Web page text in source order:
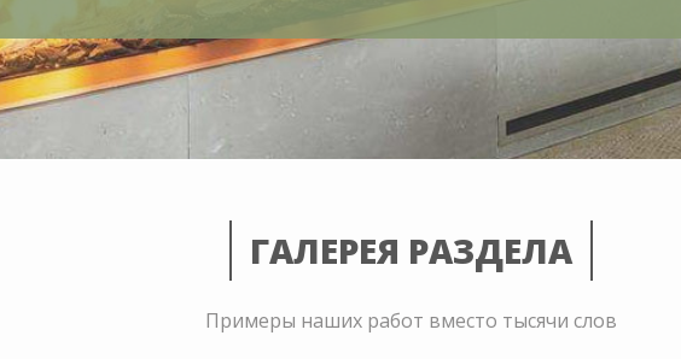
ГАЛЕРЕЯ РАЗДЕЛА
Примеры наших работ вместо тысячи слов